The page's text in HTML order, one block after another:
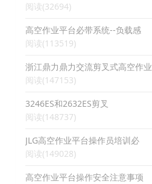
阅读(32694)
高空作业平台必带系统--负载感
阅读(113519)
浙江鼎力鼎力交流剪叉式高空作业
阅读(147153)
3246ES和2632ES剪叉
阅读(148737)
JLG高空作业平台操作员培训必
阅读(149028)
高空作业平台操作安全注意事项